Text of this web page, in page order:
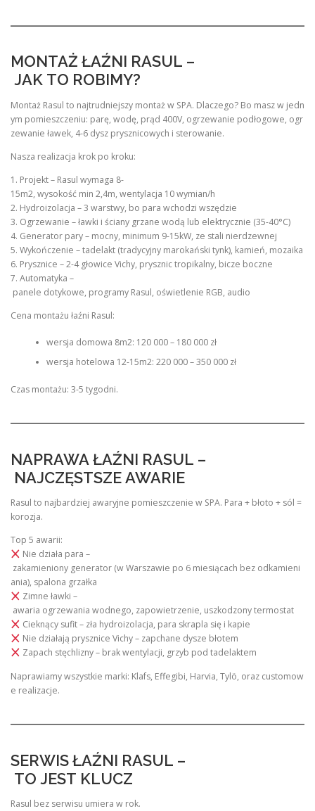
MONTAŻ ŁAŹNI RASUL –
JAK TO ROBIMY?
Montaż Rasul to najtrudniejszy montaż w SPA. Dlaczego? Bo masz w jedn
ym pomieszczeniu: parę, wodę, prąd 400V, ogrzewanie podłogowe, ogr
zewanie ławek, 4-6 dysz prysznicowych i sterowanie.
Nasza realizacja krok po kroku:
1. Projekt – Rasul wymaga 8-
15m2, wysokość min 2,4m, wentylacja 10 wymian/h
2. Hydroizolacja – 3 warstwy, bo para wchodzi wszędzie
3. Ogrzewanie – ławki i ściany grzane wodą lub elektrycznie (35-40°C)
4. Generator pary – mocny, minimum 9-15kW, ze stali nierdzewnej
5. Wykończenie – tadelakt (tradycyjny marokański tynk), kamień, mozaika
6. Prysznice – 2-4 głowice Vichy, prysznic tropikalny, bicze boczne
7. Automatyka –
panele dotykowe, programy Rasul, oświetlenie RGB, audio
Cena montażu łaźni Rasul:
wersja domowa 8m2: 120 000 – 180 000 zł
wersja hotelowa 12-15m2: 220 000 – 350 000 zł
Czas montażu: 3-5 tygodni.
NAPRAWA ŁAŹNI RASUL –
NAJCZĘSTSZE AWARIE
Rasul to najbardziej awaryjne pomieszczenie w SPA. Para + błoto + sól =
korozja.
Top 5 awarii:
Nie działa para –
zakamieniony generator (w Warszawie po 6 miesiącach bez odkamieni
ania), spalona grzałka
Zimne ławki –
awaria ogrzewania wodnego, zapowietrzenie, uszkodzony termostat
Cieknący sufit – zła hydroizolacja, para skrapla się i kapie
Nie działają prysznice Vichy – zapchane dysze błotem
Zapach stęchlizny – brak wentylacji, grzyb pod tadelaktem
Naprawiamy wszystkie marki: Klafs, Effegibi, Harvia, Tylö, oraz customow
e realizacje.
SERWIS ŁAŹNI RASUL –
TO JEST KLUCZ
Rasul bez serwisu umiera w rok.